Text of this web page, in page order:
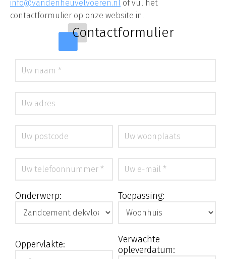
info@vandenheuvelvoeren.nl of vul het
contactformulier op onze website in.
Contactformulier
Onderwerp: Toepassing:
Oppervlakte:
Verwachte
opleverdatum: